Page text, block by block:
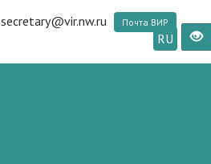
secretary@vir.nw.ru
Почта ВИР
RU